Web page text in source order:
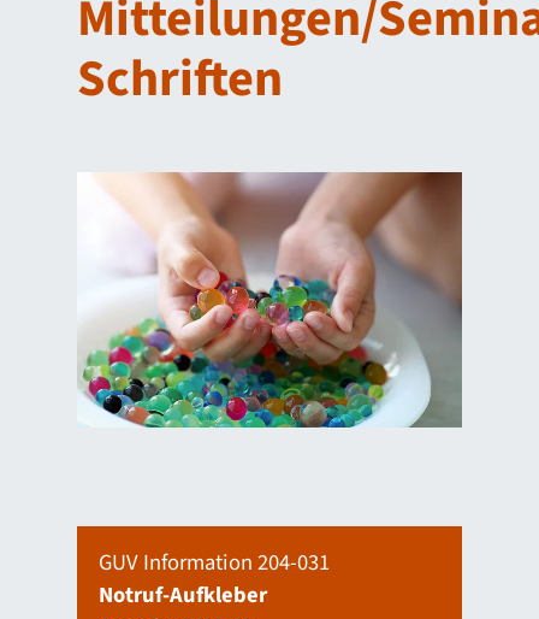
Mitteilungen/
Schriften
GUV Information 204-031
Notruf-Aufkleber